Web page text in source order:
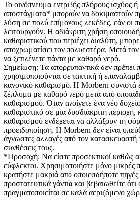
Το οινόπνευμα εντριβής πλήρους ισχύος
αποστάγματα* μπορούν να δοκιμαστούν
λύση σε πολύ επίμονους λεκέδες, εάν οι
λειτουργούν. Η αδιάκριτη χρήση
καθαριστικού που περιέχει διαλύτη,
αποχρωματίσει τον πολυεστέρα. Μετά
να ξεπλένετε πάντα με καθαρό νερό.
Σημείωση: Τα απορρυπαντικά δεν πρέπει
χρησιμοποιούνται σε τακτική ή
κανονικό καθαρισμό. Η Morbern συνιστά
ξέπλυμα με καθαρό νερό μετά από
καθαρισμού. Όταν ανοίγετε ένα νέο
καθαριστικό σε μια δυσδιάκριτη
καθαρισμού ενδέχεται να αλλάξουν τη
προειδοποίηση. Η Morbern δεν είναι
άγνωστες αλλαγές από τον κατασκευαστή
συνθέσεις τους.
*Προσοχή: Να είστε προσεκτικοί καθώς
εύφλεκτοι. Χρησιμοποιήστε μόνο μικρές
κρατήστε μακριά από οποιεσδήποτε
προστατευτικά γάντια και βεβαιωθείτε
πραγματοποιείται σε καλά αεριζόμενο